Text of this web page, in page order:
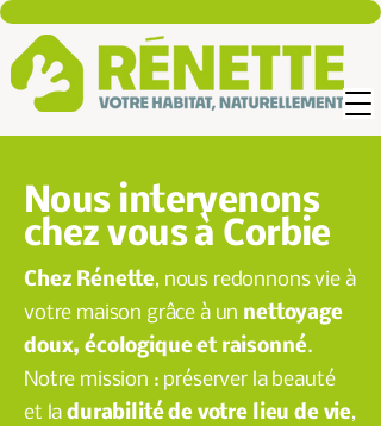
Nous intervenons
chez vous à Corbie
Chez Rénette, nous redonnons vie à
votre maison grâce à un nettoyage
doux, écologique et raisonné.
Notre mission : préserver la beauté
et ladurabilité de votre lieu de vie,